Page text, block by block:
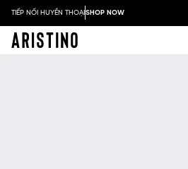
TIẾP NỐI HUYỀN THOẠISHOP NOW